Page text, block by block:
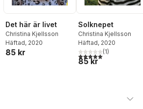
Det här är livet
Christina Kjellsson
Häftad, 2020
85 kr
Solknepet
Christina Kjellsson
Häftad, 2020
5,0utav 5 stjärnor.
(1)
85 kr